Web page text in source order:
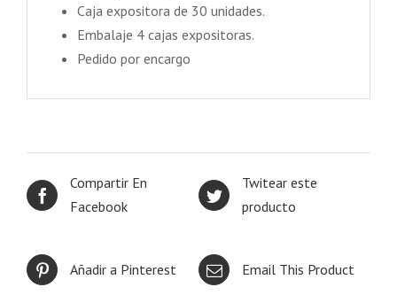
Caja expositora de 30 unidades.
Embalaje 4 cajas expositoras.
Pedido por encargo
Compartir En
Facebook
Twitear este
producto
Añadir a Pinterest Email This Product